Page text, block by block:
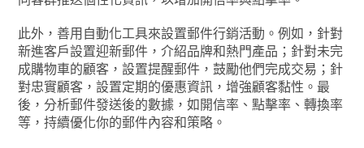
此外，善用自動化工具來設置郵件行銷活動。例如，針對
新進客戶設置迎新郵件，介紹品牌和熱門產品；針對未完
成購物車的顧客，設置提醒郵件，鼓勵他們完成交易；針
對忠實顧客，設置定期的優惠資訊，增強顧客黏性。最
後，分析郵件發送後的數據，如開信率、點擊率、轉換率
等，持續優化你的郵件內容和策略。